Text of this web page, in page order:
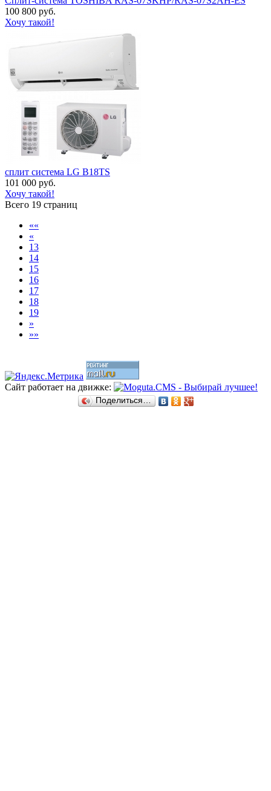
100 800 руб.
Хочу такой!
сплит система LG B18TS
101 000 руб.
Хочу такой!
Всего 19 страниц
««
«
13
14
15
16
17
18
19
»
»»
Сайт работает на движке:
Поделиться…